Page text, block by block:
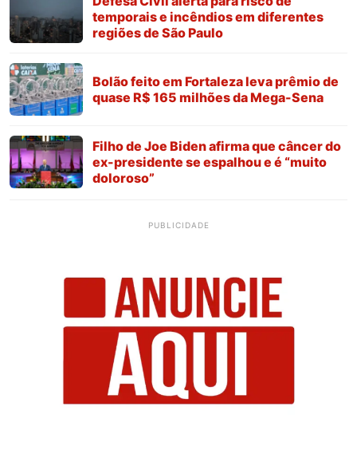
temporais e incêndios em diferentes
regiões de São Paulo
Bolão feito em Fortaleza leva prêmio de
quase R$ 165 milhões da Mega-Sena
Filho de Joe Biden afirma que câncer do
ex-presidente se espalhou e é “muito
doloroso”
PUBLICIDADE